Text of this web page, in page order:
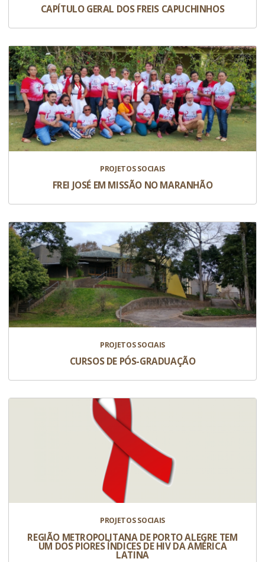
CAPÍTULO GERAL DOS FREIS CAPUCHINHOS
PROJETOS SOCIAIS
FREI JOSÉ EM MISSÃO NO MARANHÃO
PROJETOS SOCIAIS
CURSOS DE PÓS-GRADUAÇÃO
PROJETOS SOCIAIS
REGIÃO METROPOLITANA DE PORTO ALEGRE TEM
UM DOS PIORES ÍNDICES DE HIV DA AMÉRICA
LATINA